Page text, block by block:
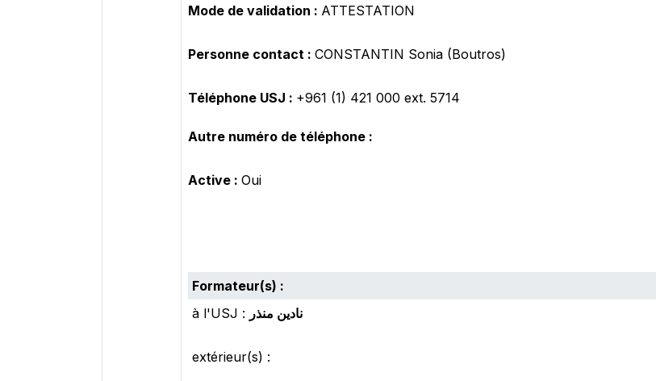
Mode de validation : ATTESTATION
Personne contact : CONSTANTIN Sonia (Boutros)
Téléphone USJ : +961 (1) 421 000 ext. 5714
Autre numéro de téléphone :
Active : Oui
Formateur(s) :
à l'USJ : نادين منذر
extérieur(s) :